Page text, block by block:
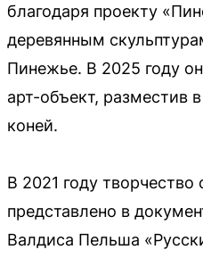
благодаря проекту
деревянным
Пинежье. В 2025 году
арт-объект, разместив
коней.
В 2021 году творчество
представлено в
Валдиса Пельша